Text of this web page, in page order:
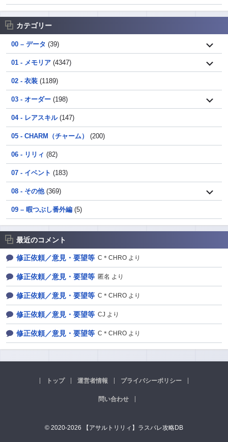
カテゴリー
00 – データ (39)
01 - メモリア (4347)
02 - 衣装 (1189)
03 - オーダー (198)
04 - レアスキル(147)
05 - CHARM（チャーム） (200)
06 - リリィ (82)
07 - イベント (183)
08 - その他(369)
09 – 暇つぶし番外編 (5)
最近のコメント
修正依頼／意見・要望等 C＊CHRO より
修正依頼／意見・要望等 匿名 より
修正依頼／意見・要望等 C＊CHRO より
修正依頼／意見・要望等 CJ より
修正依頼／意見・要望等 C＊CHRO より
トップ 運営者情報 プライバシーポリシー
問い合わせ
© 2020-2026 【アサルトリリィ】ラスバレ攻略DB